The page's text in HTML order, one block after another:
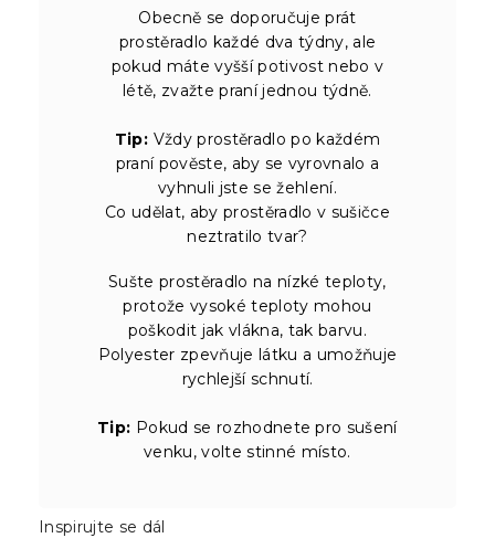
Obecně se doporučuje prát
prostěradlo každé dva týdny, ale
pokud máte vyšší potivost nebo v
létě, zvažte praní jednou týdně.
Tip: Vždy prostěradlo po každém
praní pověste, aby se vyrovnalo a
vyhnuli jste se žehlení.
Co udělat, aby prostěradlo v sušičce
neztratilo tvar?
Sušte prostěradlo na nízké teploty,
protože vysoké teploty mohou
poškodit jak vlákna, tak barvu.
Polyester zpevňuje látku a umožňuje
rychlejší schnutí.
Tip: Pokud se rozhodnete pro sušení
venku, volte stinné místo.
Inspirujte se dál